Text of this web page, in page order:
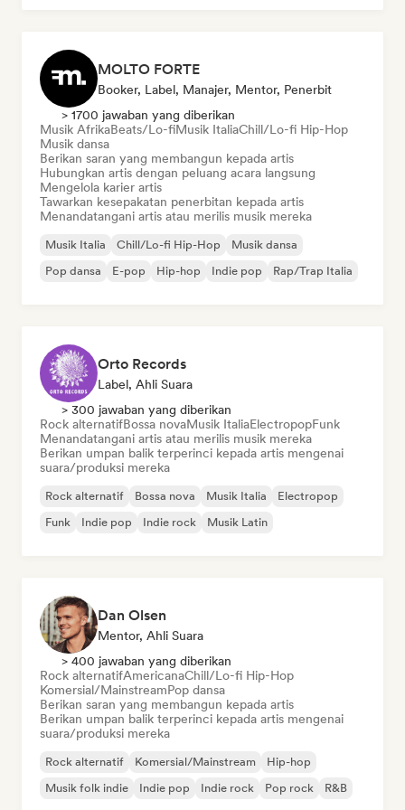
MOLTO FORTE
Booker, Label, Manajer, Mentor, Penerbit
> 1700 jawaban yang diberikan
Musik AfrikaBeats/Lo-fiMusik ItaliaChill/Lo-fi Hip-Hop
Musik dansa
Berikan saran yang membangun kepada artis
Hubungkan artis dengan peluang acara langsung
Mengelola karier artis
Tawarkan kesepakatan penerbitan kepada artis
Menandatangani artis atau merilis musik mereka
Musik Italia Chill/Lo-fi Hip-Hop
Musik dansa
Pop dansa
E-pop Hip-hop Indie pop Rap/Trap Italia
Orto Records
Label, Ahli Suara
> 300 jawaban yang diberikan
Rock alternatifBossa novaMusik ItaliaElectropopFunk
Menandatangani artis atau merilis musik mereka
Berikan umpan balik terperinci kepada artis mengenai
suara/produksi mereka
Rock alternatif Bossa nova Musik Italia
Electropop
Funk
Indie pop Indie rock Musik Latin
Dan Olsen
Mentor, Ahli Suara
> 400 jawaban yang diberikan
Rock alternatifAmericanaChill/Lo-fi Hip-Hop
Komersial/MainstreamPop dansa
Berikan saran yang membangun kepada artis
Berikan umpan balik terperinci kepada artis mengenai
suara/produksi mereka
Rock alternatif Komersial/Mainstream
Hip-hop
Musik folk indie
Indie pop Indie rock Pop rock R&B